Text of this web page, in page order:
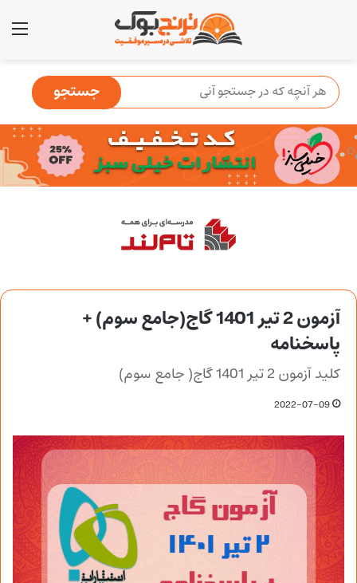
آزمون 2 تیر 1401 گاج(جامع سوم) +
پاسخنامه
کلید آزمون 2 تیر 1401 گاج( جامع سوم)
2022-07-09